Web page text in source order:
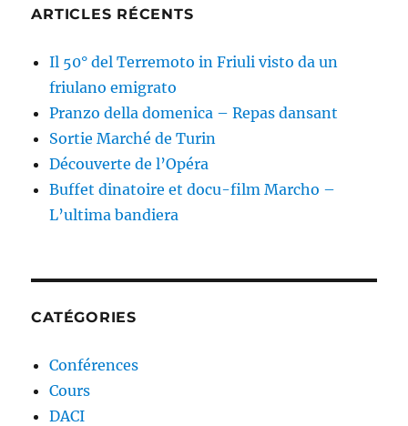
ARTICLES RÉCENTS
Il 50° del Terremoto in Friuli visto da un
friulano emigrato
Pranzo della domenica – Repas dansant
Sortie Marché de Turin
Découverte de l’Opéra
Buffet dinatoire et docu-film Marcho –
L’ultima bandiera
CATÉGORIES
Conférences
Cours
DACI